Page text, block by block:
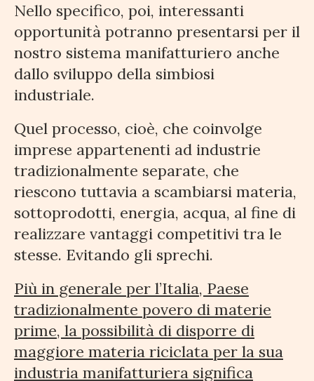
Nello specifico, poi, interessanti
opportunità potranno presentarsi per il
nostro sistema manifatturiero anche
dallo sviluppo della simbiosi
industriale.
Quel processo, cioè, che coinvolge
imprese appartenenti ad industrie
tradizionalmente separate, che
riescono tuttavia a scambiarsi materia,
sottoprodotti, energia, acqua, al fine di
realizzare vantaggi competitivi tra le
stesse. Evitando gli sprechi.
Più in generale per l’Italia, Paese
tradizionalmente povero di materie
prime, la possibilità di disporre di
maggiore materia riciclata per la sua
industria manifatturiera significa